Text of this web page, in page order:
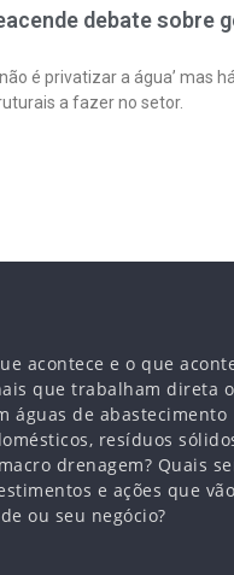
debate sobre
é privatizar a água’ mas há
a fazer no setor.
acontece e o que
que trabalham direta
águas de abastecimento
resíduos
drenagem? Quais
e ações que vão
ou seu negócio?